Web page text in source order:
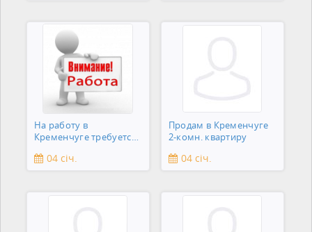
На работу в
Кременчуге требуется
04 січ.
Продам в Кременчуге
2-комн. квартиру
04 січ.